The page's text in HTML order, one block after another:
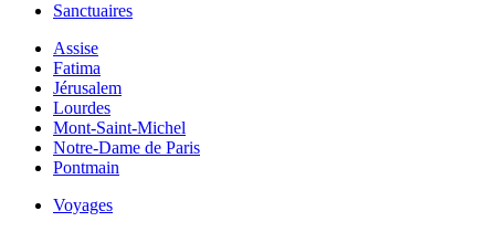
Sanctuaires
Assise
Fatima
Jérusalem
Lourdes
Mont-Saint-Michel
Notre-Dame de Paris
Pontmain
Voyages